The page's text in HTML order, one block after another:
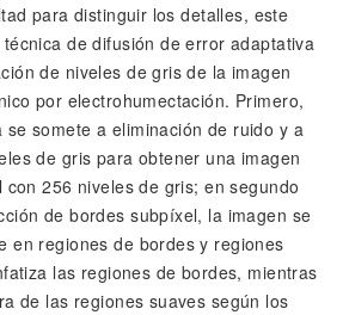
para distinguir los detalles, este
de difusión de error adaptativa
de niveles de gris de la imagen
por electrohumectación. Primero,
se somete a eliminación de ruido y a
de gris para obtener una imagen
256 niveles de gris; en segundo
de bordes subpíxel, la imagen se
en regiones de bordes y regiones
las regiones de bordes, mientras
de las regiones suaves según los